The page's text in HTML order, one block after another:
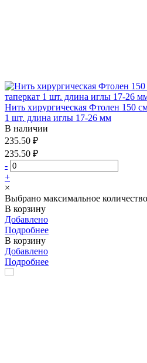
Нить хирургическая Фтолен 150
1 шт. длина иглы 17-26 мм
В наличии
235.50 ₽
235.50 ₽
-
+
×
Выбрано максимальное
В корзину
Добавлено
Подробнее
В корзину
Добавлено
Подробнее